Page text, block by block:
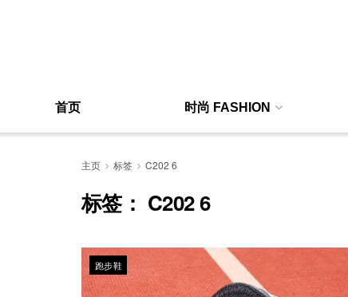
首页 时尚 FASHION
主页 标签 C202 6
标签： C202 6
跑步鞋